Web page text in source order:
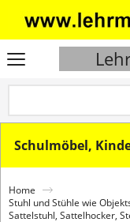
Schulmöbel,
Home
Stuhl und Stühle wie
Sattelstuhl, Sattelhocker,